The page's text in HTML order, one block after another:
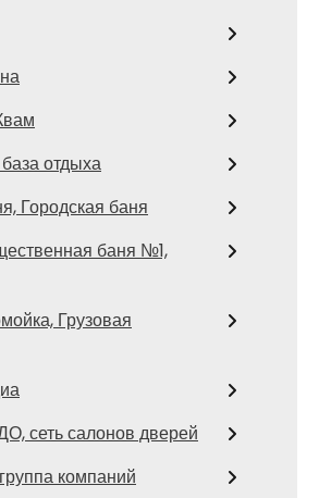
отдыха
Городская баня
баня №1,
Грузовая
сеть салонов дверей
компаний